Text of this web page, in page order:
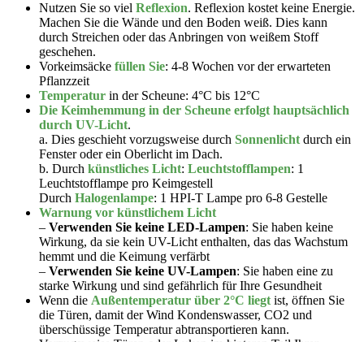
Nutzen Sie so viel Reflexion. Reflexion kostet keine Energie.
Machen Sie die Wände und den Boden weiß. Dies kann
durch Streichen oder das Anbringen von weißem Stoff
geschehen.
Vorkeimsäcke füllen Sie: 4-8 Wochen vor der erwarteten
Pflanzzeit
Temperatur in der Scheune: 4°C bis 12°C
Die Keimhemmung in der Scheune erfolgt hauptsächlich
durch UV-Licht.
a. Dies geschieht vorzugsweise durch Sonnenlicht durch ein
Fenster oder ein Oberlicht im Dach.
b. Durch künstliches Licht: Leuchtstofflampen: 1
Leuchtstofflampe pro Keimgestell
Durch Halogenlampe: 1 HPI-T Lampe pro 6-8 Gestelle
Warnung vor künstlichem Licht
– Verwenden Sie keine LED-Lampen: Sie haben keine
Wirkung, da sie kein UV-Licht enthalten, das das Wachstum
hemmt und die Keimung verfärbt
– Verwenden Sie keine UV-Lampen: Sie haben eine zu
starke Wirkung und sind gefährlich für Ihre Gesundheit
Wenn die Außentemperatur über 2°C liegt ist, öffnen Sie
die Türen, damit der Wind Kondenswasser, CO2 und
überschüssige Temperatur abtransportieren kann.